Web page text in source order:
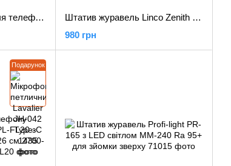
Настільний тримач для телефона 56 см. для знімання флетлей
Штатив журавель Linco Zenith для знімання зверху (для знімання flatlay)
980 грн
Подарунок